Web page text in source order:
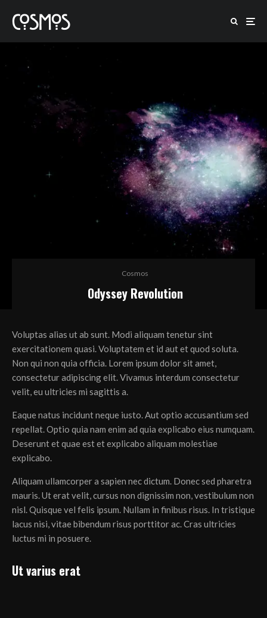
Cosmos
Odyssey Revolution
Voluptas alias ut ab sunt. Modi aliquam tenetur sint
exercitationem quasi. Voluptatem et id aut et quod soluta.
Non qui non quia officia. Lorem ipsum dolor sit amet,
consectetur adipiscing elit. Vivamus interdum consectetur
velit, eu ultricies mi sagittis a.
Eaque natus incidunt neque iusto. Aut optio accusantium sed
repellat. Optio quia nam enim ad quia explicabo eius numquam.
Deserunt et quae est et explicabo aliquam molestiae
explicabo.
Aliquam ullamcorper a sapien nec dictum. Donec sed pharetra
mauris. Ut erat velit, cursus non dignissim non, vestibulum non
nisl. Quisque vel felis ipsum. Nullam in finibus risus. In tristique
lacus nisi, vitae bibendum risus porttitor ac. Cras ultricies
luctus mi in posuere.
Ut varius erat